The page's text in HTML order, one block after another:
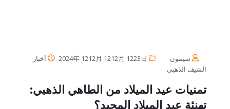
سيمون 2024年 1212月 1212月 1223日
أخبار
الشيف الذهبي
تمنيات عيد الميلاد من الطاهي الذهبي:
تهنئة عيد الميلاد المجيد؟